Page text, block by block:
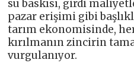
su baskısı, girdi
pazar erişimi gibi
tarım ekonomisinde,
kırılmanın zincirin
vurgulanıyor.